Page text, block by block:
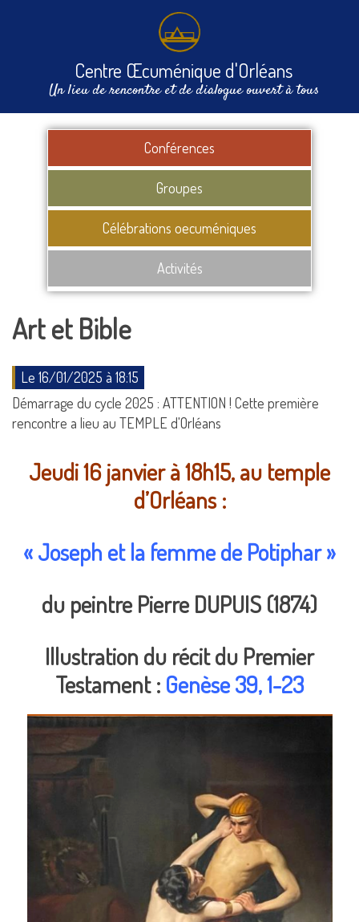
Centre Œcuménique d'Orléans
Un lieu de rencontre et de dialogue ouvert à tous
Conférences
Groupes
Célébrations oecuméniques
Activités
Art et Bible
Le 16/01/2025 à 18:15
Démarrage du cycle 2025 : ATTENTION ! Cette première
rencontre a lieu au TEMPLE d'Orléans
Jeudi 16 janvierà 18h15, au temple
d’Orléans :
« Joseph et la femme de Potiphar »
du peintrePierre DUPUIS (1874)
Illustration du récit du Premier
Testament : Genèse 39, 1-23